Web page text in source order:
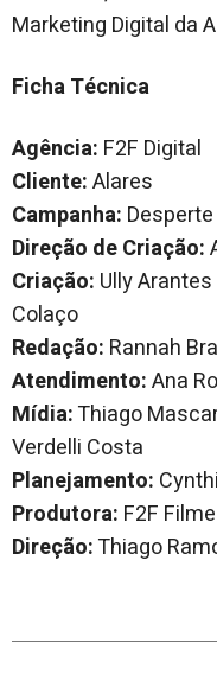
Marketing Digital da
Ficha Técnica
Agência: F2F Digital
Cliente:Alares
Campanha:
Direção de Criação:
Criação: Ully
Colaço
Redação: Rannah
Atendimento:Ana
Mídia:Thiago
Verdelli Costa
Planejamento:
Produtora: F2F
Direção:Thiago